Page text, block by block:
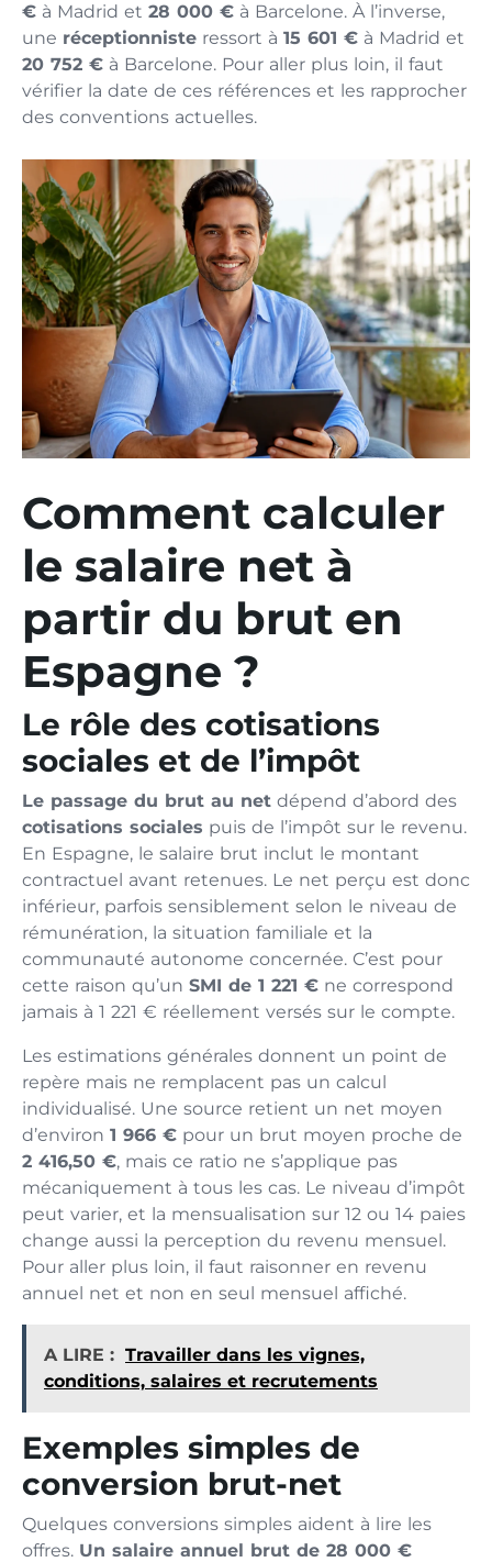
€ à Madrid et 28 000 € à Barcelone. À l’inverse,
une réceptionniste ressort à 15 601 € à Madrid et
20 752 € à Barcelone. Pour aller plus loin, il faut
vérifier la date de ces références et les rapprocher
des conventions actuelles.
Comment calculer
le salaire net à
partir du brut en
Espagne ?
Le rôle des cotisations
sociales et de l’impôt
Le passage du brut au net dépend d’abord des
cotisations sociales puis de l’impôt sur le revenu.
En Espagne, le salaire brut inclut le montant
contractuel avant retenues. Le net perçu est donc
inférieur, parfois sensiblement selon le niveau de
rémunération, la situation familiale et la
communauté autonome concernée. C’est pour
cette raison qu’un SMI de 1 221 € ne correspond
jamais à 1 221 € réellement versés sur le compte.
Les estimations générales donnent un point de
repère mais ne remplacent pas un calcul
individualisé. Une source retient un net moyen
d’environ 1 966 € pour un brut moyen proche de
2 416,50 €, mais ce ratio ne s’applique pas
mécaniquement à tous les cas. Le niveau d’impôt
peut varier, et la mensualisation sur 12 ou 14 paies
change aussi la perception du revenu mensuel.
Pour aller plus loin, il faut raisonner en revenu
annuel net et non en seul mensuel affiché.
A LIRE : Travailler dans les vignes,
conditions, salaires et recrutements
Exemples simples de
conversion brut-net
Quelques conversions simples aident à lire les
offres. Un salaire annuel brut de 28 000 €